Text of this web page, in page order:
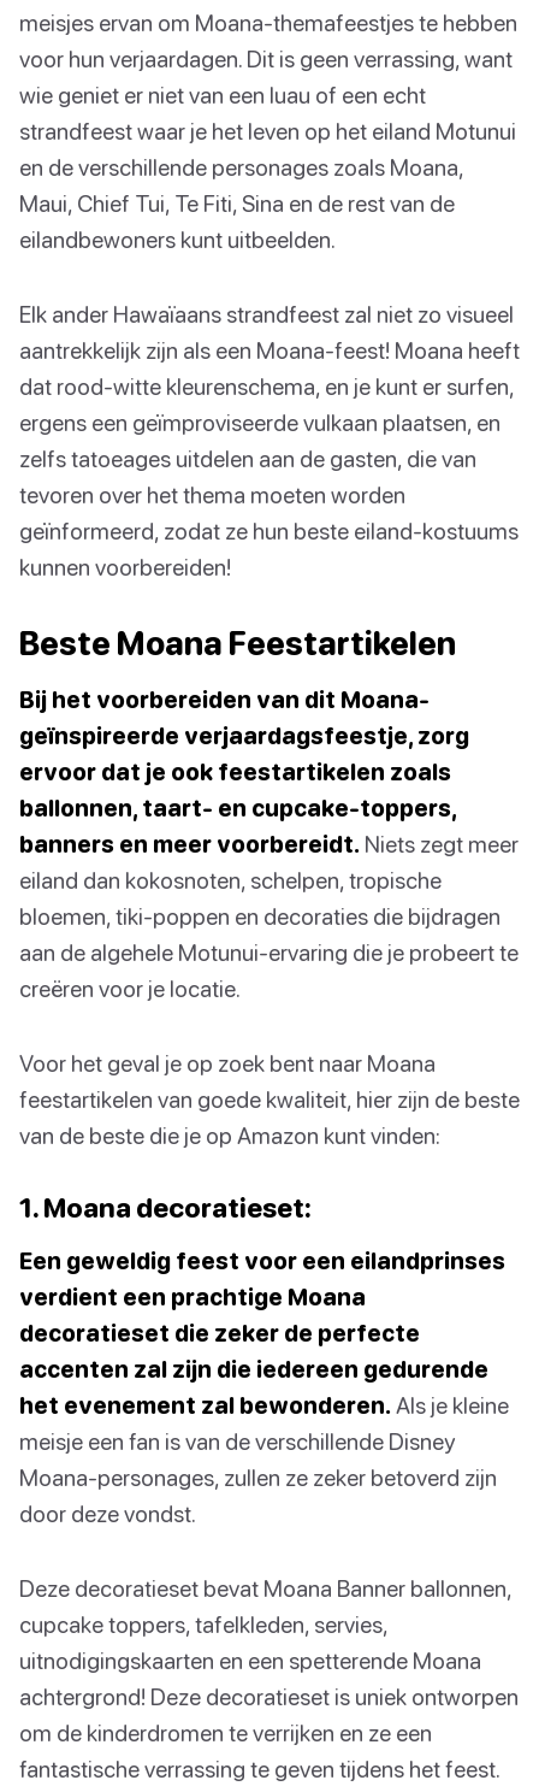
meisjes ervan om Moana-themafeestjes te hebben
voor hun verjaardagen. Dit is geen verrassing, want
wie geniet er niet van een luau of een echt
strandfeest waar je het leven op het eiland Motunui
en de verschillende personages zoals Moana,
Maui, Chief Tui, Te Fiti, Sina en de rest van de
eilandbewoners kunt uitbeelden.
Elk ander Hawaïaans strandfeest zal niet zo visueel
aantrekkelijk zijn als een Moana-feest! Moana heeft
dat rood-witte kleurenschema, en je kunt er surfen,
ergens een geïmproviseerde vulkaan plaatsen, en
zelfs tatoeages uitdelen aan de gasten, die van
tevoren over het thema moeten worden
geïnformeerd, zodat ze hun beste eiland-kostuums
kunnen voorbereiden!
Beste Moana Feestartikelen
Bij het voorbereiden van dit Moana-
geïnspireerde verjaardagsfeestje, zorg
ervoor dat je ook feestartikelen zoals
ballonnen, taart- en cupcake-toppers,
banners en meer voorbereidt. Niets zegt meer
eiland dan kokosnoten, schelpen, tropische
bloemen, tiki-poppen en decoraties die bijdragen
aan de algehele Motunui-ervaring die je probeert te
creëren voor je locatie.
Voor het geval je op zoek bent naar Moana
feestartikelen van goede kwaliteit, hier zijn de beste
van de beste die je op Amazon kunt vinden:
1. Moana decoratieset:
Een geweldig feest voor een eilandprinses
verdient een prachtige Moana
decoratieset die zeker de perfecte
accenten zal zijn die iedereen gedurende
het evenement zal bewonderen. Als je kleine
meisje een fan is van de verschillende Disney
Moana-personages, zullen ze zeker betoverd zijn
door deze vondst.
Deze decoratieset bevat Moana Banner ballonnen,
cupcake toppers, tafelkleden, servies,
uitnodigingskaarten en een spetterende Moana
achtergrond! Deze decoratieset is uniek ontworpen
om de kinderdromen te verrijken en ze een
fantastische verrassing te geven tijdens het feest.